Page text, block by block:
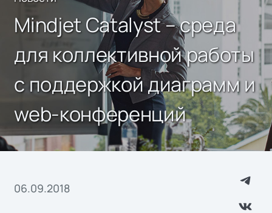
Mindjet Catalyst – среда
для коллективной работы
с поддержкой диаграмм и
web-конференций
06.09.2018